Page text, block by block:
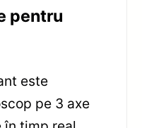
pentru
este
pe 3 axe